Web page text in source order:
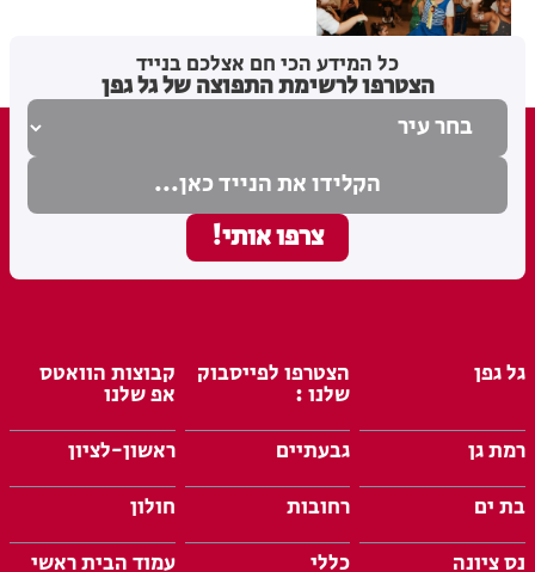
כל המידע הכי חם אצלכם בנייד
הצטרפו לרשימת התפוצה של גל גפן
גל גפן הצטרפו לפייסבוק
שלנו :
קבוצות הוואטס
אפ שלנו
רמת גן
גבעתיים
ראשון-לציון
בת ים
רחובות
חולון
נס ציונה
כללי עמוד הבית ראשי